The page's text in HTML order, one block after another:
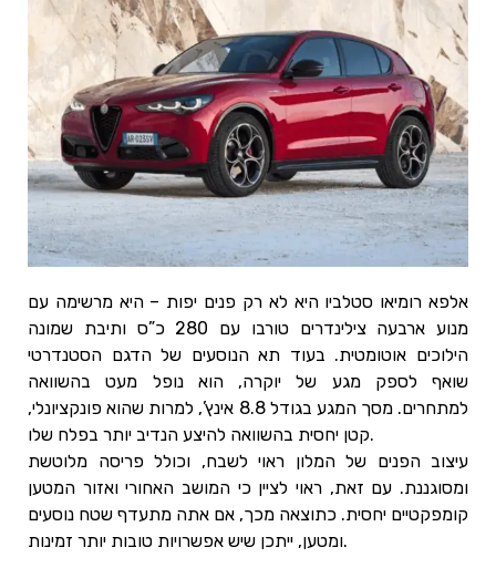
אלפא רומיאו סטלביו היא לא רק פנים יפות – היא מרשימה עם
מנוע ארבעה צילינדרים טורבו עם 280 כ”ס ותיבת שמונה
הילוכים אוטומטית. בעוד תא הנוסעים של הדגם הסטנדרטי
שואף לספק מגע של יוקרה, הוא נופל מעט בהשוואה
למתחרים. מסך המגע בגודל 8.8 אינץ’, למרות שהוא פונקציונלי,
קטן יחסית בהשוואה להיצע הנדיב יותר בפלח שלו.
עיצוב הפנים של המלון ראוי לשבח, וכולל פריסה מלוטשת
ומסוגננת. עם זאת, ראוי לציין כי המושב האחורי ואזור המטען
קומפקטיים יחסית. כתוצאה מכך, אם אתה מתעדף שטח נוסעים
ומטען, ייתכן שיש אפשרויות טובות יותר זמינות.